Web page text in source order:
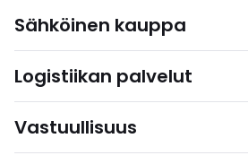
Sähköinen kauppa
Logistiikan palvelut
Vastuullisuus